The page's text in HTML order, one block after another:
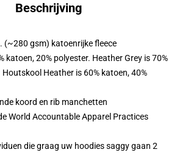
Beschrijving
(~280 gsm) katoenrijke fleece
katoen, 20% polyester. Heather Grey is 70%
Houtskool Heather is 60% katoen, 40%
koord en rib manchetten
World Accountable Apparel Practices
die graag uw hoodies saggy gaan 2